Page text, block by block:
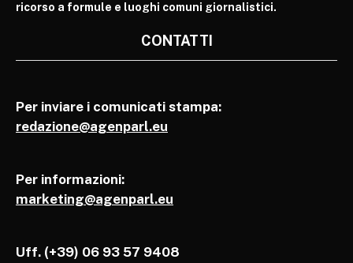
ricorso a formule e luoghi comuni giornalistici.
CONTATTI
Per inviare i comunicati stampa:
redazione@agenparl.eu
Per informazioni:
marketing@agenparl.eu
Uff. (+39) 06 93 57 9408